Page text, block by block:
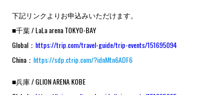
下記リンクよりお申込みいただけます。
■千葉 / LaLa arena TOKYO-BAY
Global： https://trip.com/travel-guide/trip-events/151695094
China： https://sdp.ctrip.com/?idnMtn6ADF6
■兵庫 / GLION ARENA KOBE